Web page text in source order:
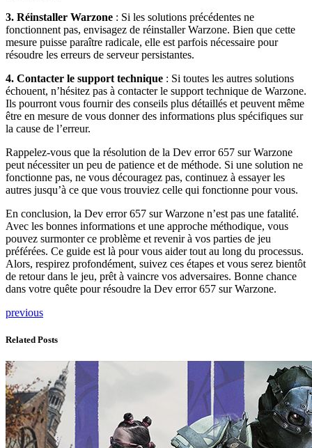
3. Réinstaller Warzone : Si les solutions précédentes ne
fonctionnent pas, envisagez de réinstaller Warzone. Bien que cette
mesure puisse paraître radicale, elle est parfois nécessaire pour
résoudre les erreurs de serveur persistantes.
4. Contacter le support technique : Si toutes les autres solutions
échouent, n’hésitez pas à contacter le support technique de Warzone.
Ils pourront vous fournir des conseils plus détaillés et peuvent même
être en mesure de vous donner des informations plus spécifiques sur
la cause de l’erreur.
Rappelez-vous que la résolution de la Dev error 657 sur Warzone
peut nécessiter un peu de patience et de méthode. Si une solution ne
fonctionne pas, ne vous découragez pas, continuez à essayer les
autres jusqu’à ce que vous trouviez celle qui fonctionne pour vous.
En conclusion, la Dev error 657 sur Warzone n’est pas une fatalité.
Avec les bonnes informations et une approche méthodique, vous
pouvez surmonter ce problème et revenir à vos parties de jeu
préférées. Ce guide est là pour vous aider tout au long du processus.
Alors, respirez profondément, suivez ces étapes et vous serez bientôt
de retour dans le jeu, prêt à vaincre vos adversaires. Bonne chance
dans votre quête pour résoudre la Dev error 657 sur Warzone.
previous
Related Posts